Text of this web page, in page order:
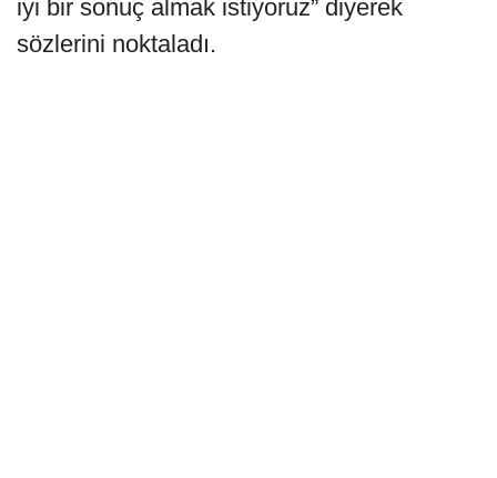
iyi bir sonuç almak istiyoruz” diyerek
sözlerini noktaladı.